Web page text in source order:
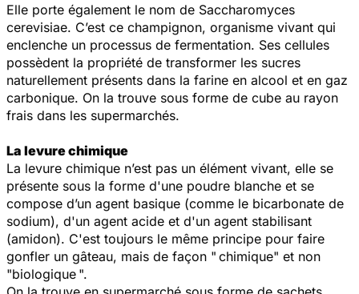
Elle porte également le nom de Saccharomyces
cerevisiae. C’est ce champignon, organisme vivant qui
enclenche un processus de fermentation. Ses cellules
possèdent la propriété de transformer les sucres
naturellement présents dans la farine en alcool et en gaz
carbonique. On la trouve sous forme de cube au rayon
frais dans les supermarchés.
La levure chimique
La levure chimique n’est pas un élément vivant, elle se
présente sous la forme d'une poudre blanche et se
compose d’un agent basique (comme le bicarbonate de
sodium), d'un agent acide et d'un agent stabilisant
(amidon). C'est toujours le même principe pour faire
gonfler un gâteau, mais de façon " chimique" et non
"biologique ".